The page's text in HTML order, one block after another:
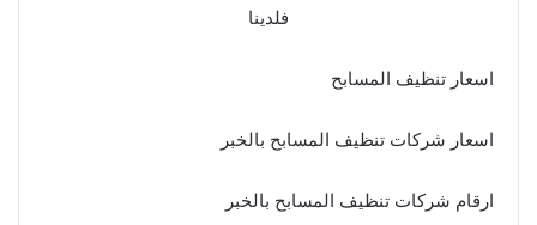
فلدينا
اسعار تنظيف المسابح
اسعار شركات تنظيف المسابح بالخبر
ارقام شركات تنظيف المسابح بالخبر